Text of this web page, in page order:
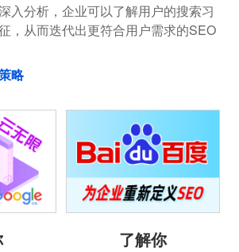
入分析，企业可以了解用户的搜索习
，从而迭代出更符合用户需求的SEO
略
了解你